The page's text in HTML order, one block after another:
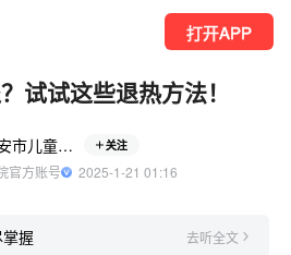
打开APP
试试这些退热方法！
西安市儿童医院 关注
官方账号
  2025-1-21 01:16
握 去听全文